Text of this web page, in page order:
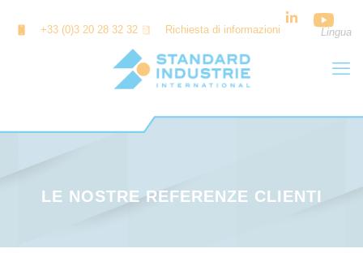
+33 (0)3 20 28 32 32 Richiesta di informazioni Lingua
LE NOSTRE REFERENZE CLIENTI